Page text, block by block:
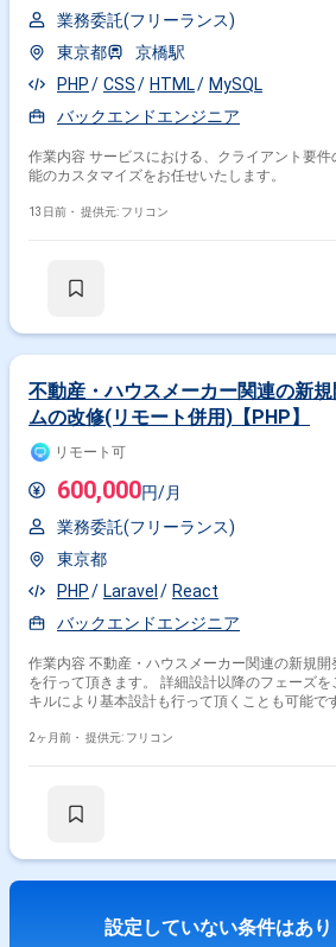
業務委託(フリーランス)
東京都
京橋駅
PHP
CSS HTML
MySQL
バックエンドエンジニア
作業内容 サービスにおける、クライアント要
能のカスタマイズをお任せいたします。
13日前・ 提供元: フリコン
不動産・ハウスメーカー関連の新
ムの改修(リモート併用)【PHP】
リモート可
600,000円/月
業務委託(フリーランス)
東京都
PHP
Laravel
React
バックエンドエンジニア
作業内容 不動産・ハウスメーカー関連の新規
を行って頂きます。 詳細設計以降のフェーズ
キルにより基本設計も行って頂くことも可能で
2ヶ月前・ 提供元: フリコン
設定していない条件はあり